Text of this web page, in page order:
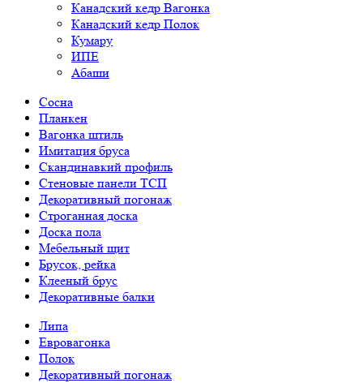
Канадский кедр Вагонка
Канадский кедр Полок
Кумару
ИПЕ
Абаши
Сосна
Планкен
Вагонка штиль
Имитация бруса
Скандинавкий профиль
Стеновые панели ТСП
Декоративный погонаж
Строганная доска
Доска пола
Мебельный щит
Брусок, рейка
Клееный брус
Декоративные балки
Липа
Евровагонка
Полок
Декоративный погонаж